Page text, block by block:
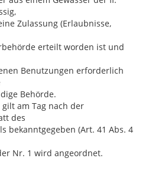
Zulassung (Erlaubnisse,
erteilt worden ist und
Benutzungen erforderlich
Behörde.
am Tag nach der
des
bekanntgegeben (Art. 41 Abs. 4
Nr. 1 wird angeordnet.